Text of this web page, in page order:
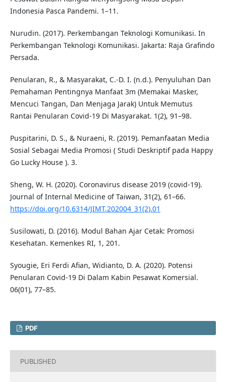
Indonesia Pasca Pandemi. 1–11.
Nurudin. (2017). Perkembangan Teknologi Komunikasi. In
Perkembangan Teknologi Komunikasi. Jakarta: Raja Grafindo
Persada.
Penularan, R., & Masyarakat, C.-D. I. (n.d.). Penyuluhan Dan
Pemahaman Pentingnya Manfaat 3m (Memakai Masker,
Mencuci Tangan, Dan Menjaga Jarak) Untuk Memutus
Rantai Penularan Covid-19 Di Masyarakat. 1(2), 91–98.
Puspitarini, D. S., & Nuraeni, R. (2019). Pemanfaatan Media
Sosial Sebagai Media Promosi ( Studi Deskriptif pada Happy
Go Lucky House ). 3.
Sheng, W. H. (2020). Coronavirus disease 2019 (covid-19).
Journal of Internal Medicine of Taiwan, 31(2), 61–66.
https://doi.org/10.6314/JIMT.202004_31(2).01
Susilowati, D. (2016). Modul Bahan Ajar Cetak: Promosi
Kesehatan. Kemenkes RI, 1, 201.
Syougie, Eri Ferdi Afian, Widianto, D. A. (2020). Potensi
Penularan Covid-19 Di Dalam Kabin Pesawat Komersial.
06(01), 77–85.
PDF
PUBLISHED